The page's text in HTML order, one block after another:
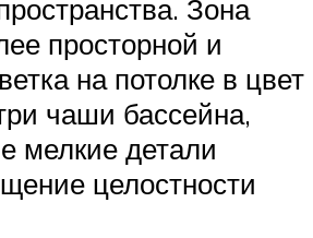
Зона
просторной и
на потолке в цвет
чаши бассейна,
мелкие детали
целостности